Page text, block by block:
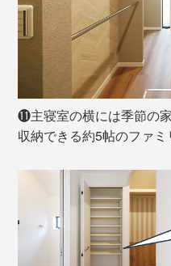
⓫主寝室の横には季節の
収納できる約5帖のファミ